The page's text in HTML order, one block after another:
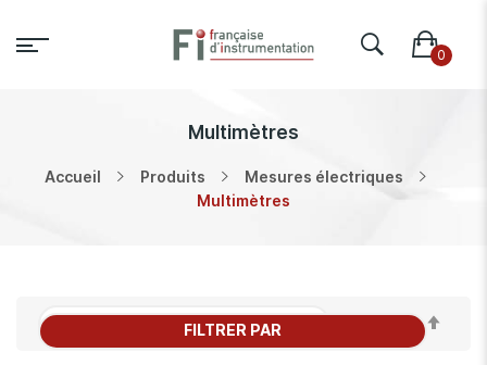
Multimètres
Accueil Produits
Mesures électriques
Multimètres
FILTRER PAR